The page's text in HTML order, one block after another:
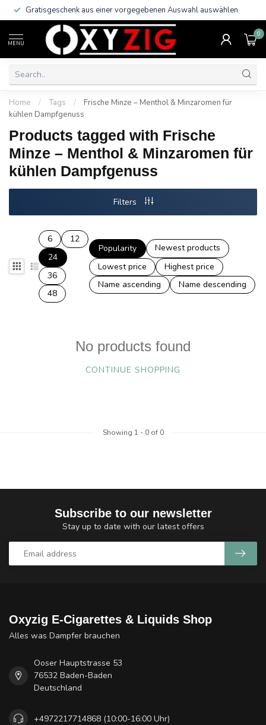
Gratisgeschenk aus einer vorgegebenen Auswahl auswählen
MENU
0
Home / Tags /
Frische Minze – Menthol & Minzaromen für
kühlen Dampfgenuss
Products tagged with Frische
Minze – Menthol & Minzaromen für
kühlen Dampfgenuss
Filters
6
12
24
36
48
Popularity
Newest products
Lowest price
Highest price
Name ascending
Name descending
No products found
CONTINUE SHOPPING
Showing 1 - 0of 0
Subscribe to our newsletter
Stay up to date with our latest offers
Oxyzig E-Cigarettes & Liquids Shop
Alles was Dampfer brauchen
Ooser Hauptstrasse 53
76532 Baden-Baden
Deutschland
+4972217714868 (10:00-16:00 Uhr)